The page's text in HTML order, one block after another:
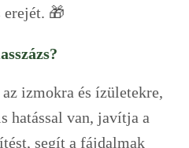
erejét. 🎁
az izmokra és ízületekre,
hatással van, javítja a
segít a fájdalmak